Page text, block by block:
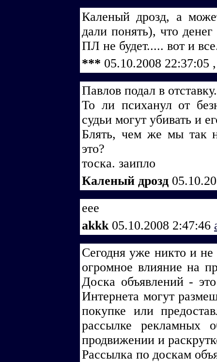
Каленый дрозд, а
дали понять), что
ПЛ не будет..... вот и
*** 05.10.2008 22:37:05 ,
Павлов подал в отставку.
То ли психанул от
судьи могут убивать и
Блять, чем же мы так
это?
тоска. заипло
Каленый дрозд
еее
akkk 05.10.2008 2:47:46
Сегодня уже никто и не
огромное влияние на
Доска объявлений -
Интернета могут
покупке или
рассылке рекламных
продвижении и
Рассылка по доскам